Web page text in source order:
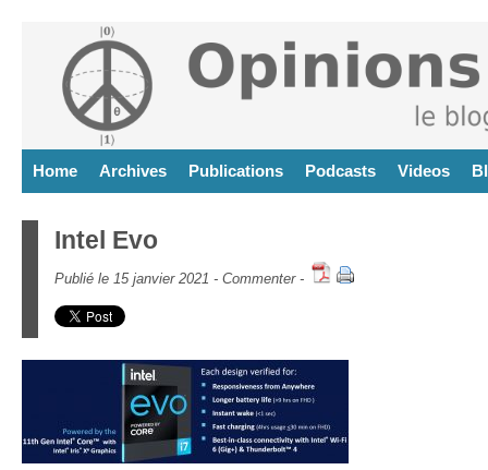
Home Archives Publications Podcasts Videos
Intel Evo
Publié le 15 janvier 2021 - Commenter-